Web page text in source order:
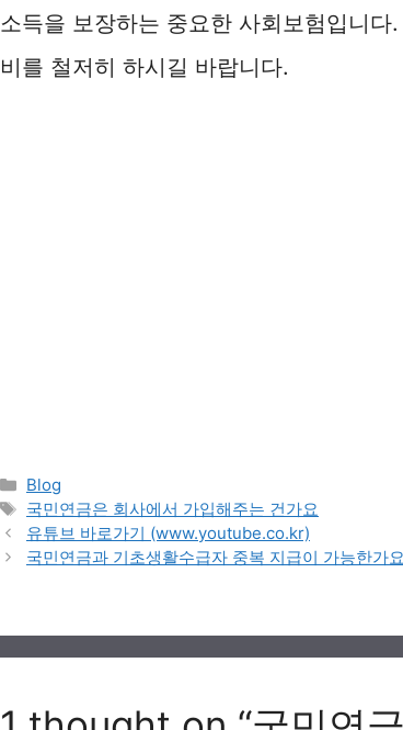
소득을 보장하는 중요한 사회보험입니
비를 철저히 하시길 바랍니다.
Categories
Blog
Tags
국민연금은 회사에서 가입해주는 건가요
유튜브 바로가기 (www.youtube.co.kr)
국민연금과 기초생활수급자 중복 지급이 가능한가